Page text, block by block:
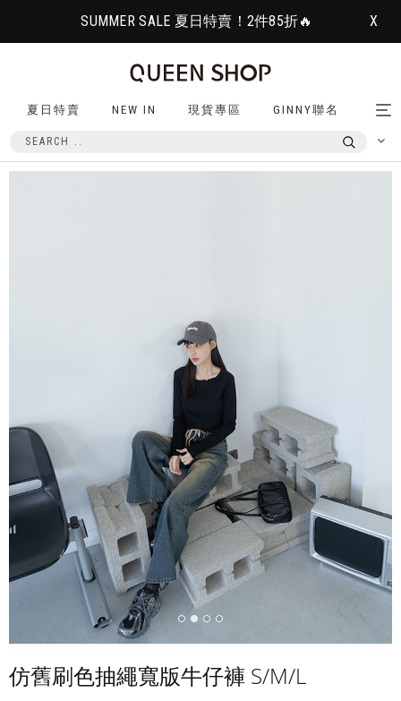
SUMMER SALE 夏日特賣！2件85折🔥 X
夏日特賣 NEW IN 現貨專區 GINNY聯名
仿舊刷色抽繩寬版牛仔褲 S/M/L